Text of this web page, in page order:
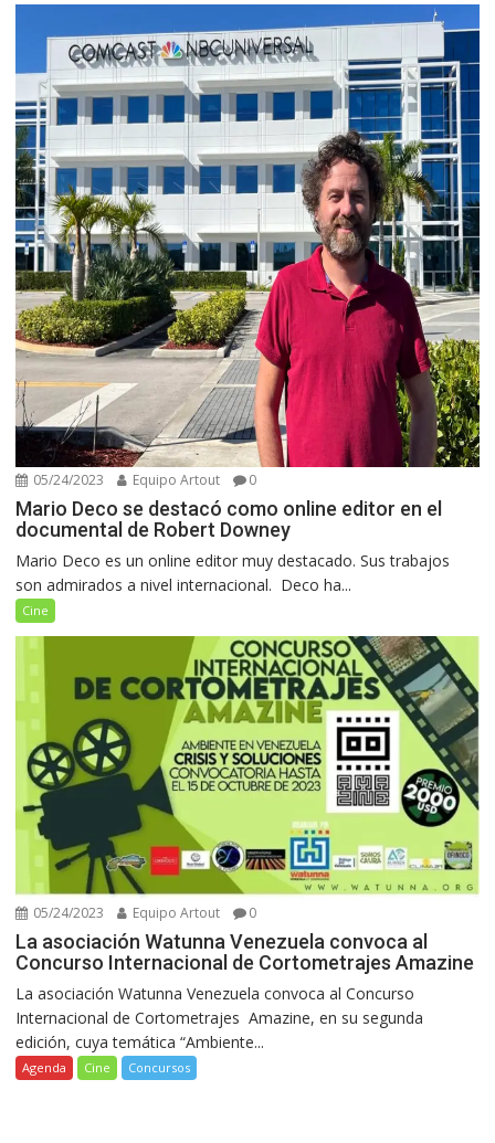
05/24/2023 Equipo Artout 0
Mario Deco se destacó como online editor en el
documental de Robert Downey
Mario Deco es un online editor muy destacado. Sus trabajos
son admirados a nivel internacional. Deco ha...
Cine
05/24/2023 Equipo Artout 0
La asociación Watunna Venezuela convoca al
Concurso Internacional de Cortometrajes Amazine
La asociación Watunna Venezuela convoca al Concurso
Internacional de Cortometrajes Amazine, en su segunda
edición, cuya temática “Ambiente...
Agenda Cine Concursos